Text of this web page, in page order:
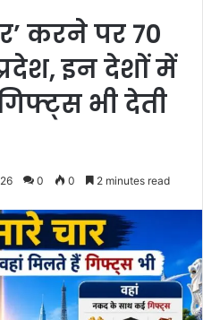
करने पर 70
इन देशों में
भी देती
0 0 2 minutes read